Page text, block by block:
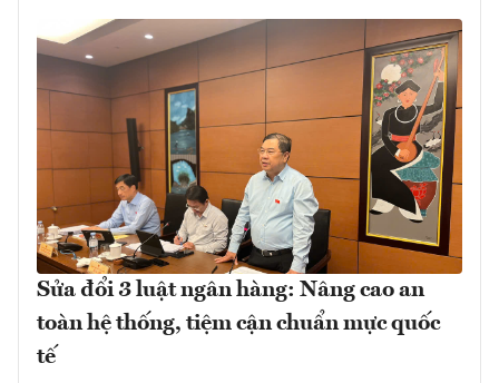
Sửa đổi 3 luật ngân hàng: Nâng cao an
toàn hệ thống, tiệm cận chuẩn mực quốc
tế